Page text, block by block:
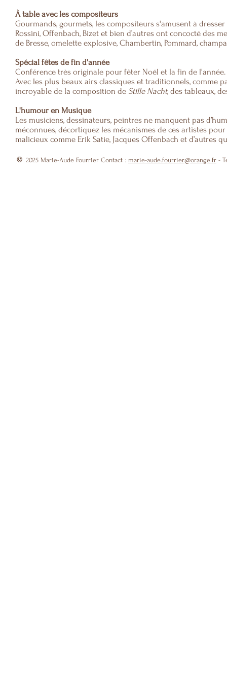
À table avec les compositeurs
Gourmands, gourmets, les compositeurs s'amusent à
Rossini, Offenbach, Bizet et bien d’autres ont concocté des
de Bresse, omelette explosive, Chambertin, Pommard,
Spécial fêtes de fin d'année
Conférence très originale pour fêter Noël et la fin de l'année.
Avec les plus beaux airs classiques et traditionnels, comme
incroyable de la composition de Stille Nacht, des tableaux,
L'humour en Musique
Les musiciens, dessinateurs, peintres ne manquent pas
méconnues, décortiquez les mécanismes de ces artistes
malicieux comme Erik Satie, Jacques Offenbach et d’autres
© 2025 Marie-Aude Fourrier Contact : marie-aude.fourrier@orange.fr -